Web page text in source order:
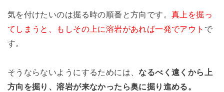
気を付けたいのは掘る時の順番と方向です。真上を掘っ
てしまうと、もしその上に溶岩があれば一発でアウト で
す。
そうならないようにするためには、なるべく遠くから上
方向を掘り、溶岩が来なかったら奥に掘り進める。